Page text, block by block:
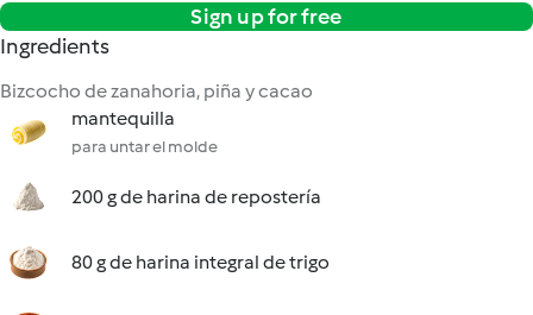
Sign up for free
Ingredients
Bizcocho de zanahoria, piña y cacao
mantequilla
para untar el molde
200 g de harina de repostería
80 g de harina integral de trigo